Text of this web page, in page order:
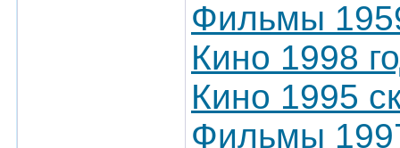
Фильмы
Кино 1998
Кино 1995
Фильмы